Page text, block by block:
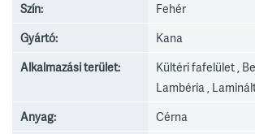
Szín:
Fehér
Gyártó:
Kana
Alkalmazási terület:
Kültéri fafelület ,
Lambéria ,
Anyag:
Cérna